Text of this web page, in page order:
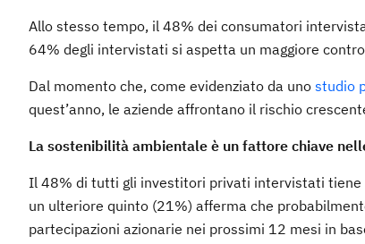
Allo stesso tempo, il 48% dei consumatori
64% degli intervistati si aspetta un maggiore
Dal momento che, come evidenziato da uno studio
quest’anno, le aziende affrontano il rischio
La sostenibilità ambientale è un fattore chiave
Il 48% di tutti gli investitori privati intervistati
un ulteriore quinto (21%) afferma che
partecipazioni azionarie nei prossimi 12 mesi in